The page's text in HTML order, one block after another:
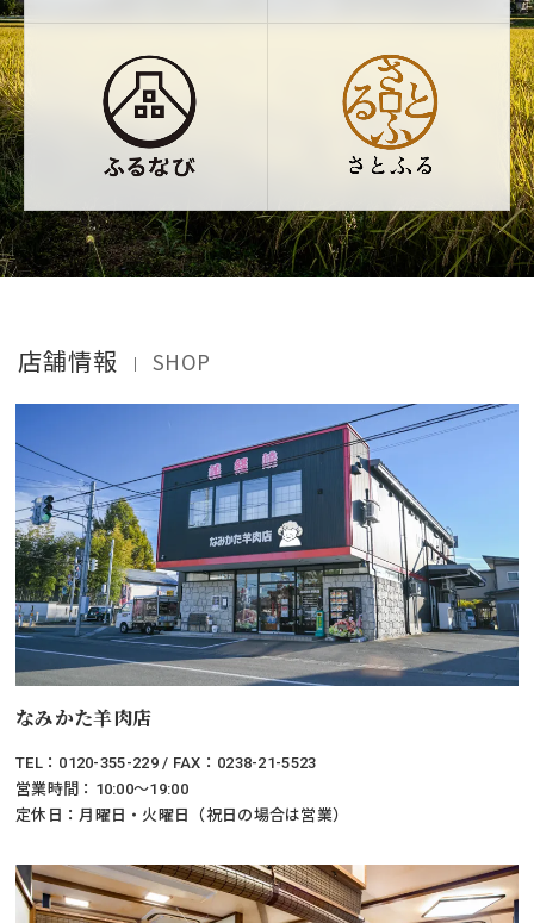
店舗情報 ｜ SHOP
なみかた羊肉店
TEL：0120-355-229 / FAX：0238-21-5523
営業時間：10:00～19:00
定休日：月曜日・火曜日（祝日の場合は営業）